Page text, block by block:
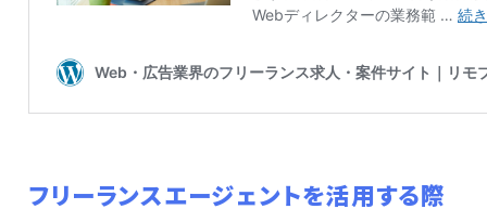
フリーランスエージェントを活用する際